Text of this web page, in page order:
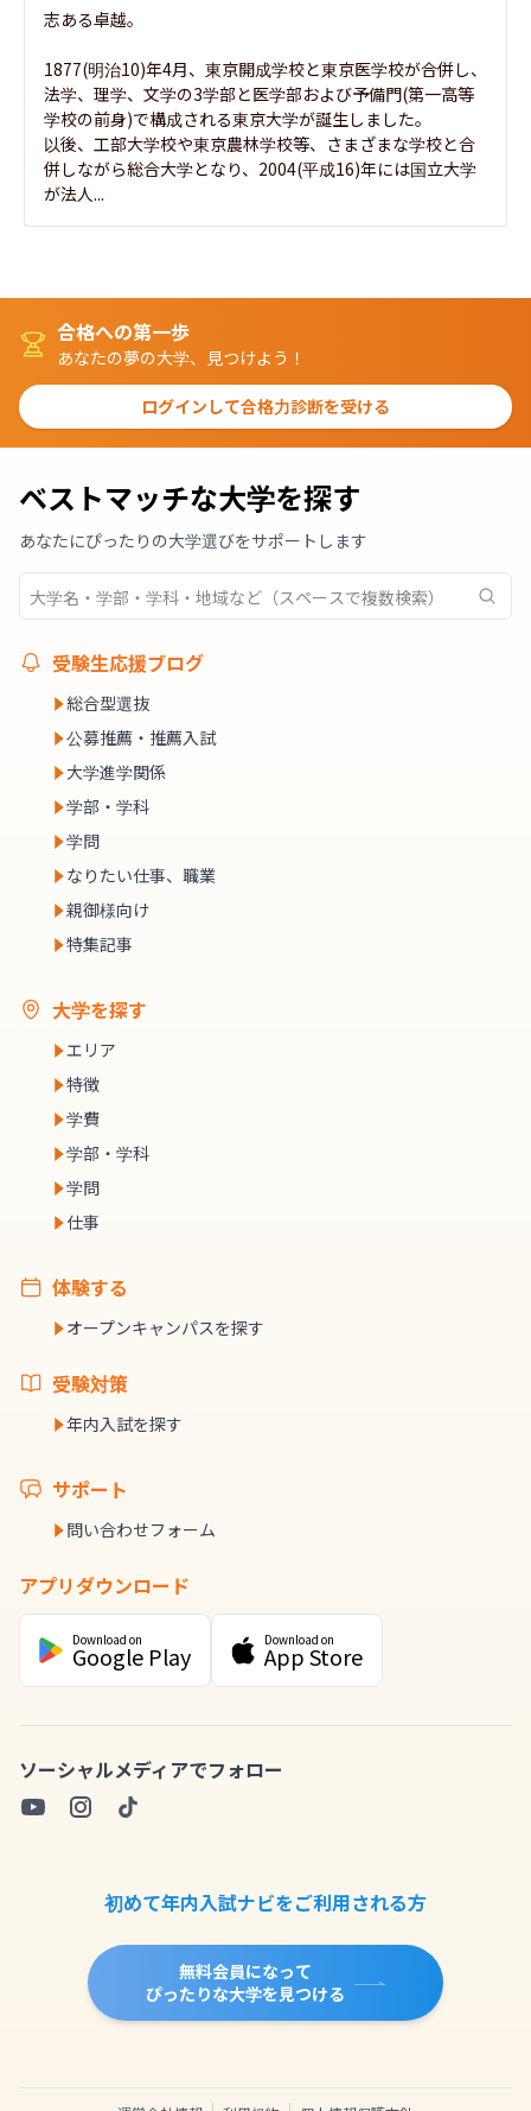
志ある卓越。
1877(明治10)年4月、東京開成学校と東京医学校が合併し、
法学、理学、文学の3学部と医学部および予備門(第一高等
学校の前身)で構成される東京大学が誕生しました。
以後、工部大学校や東京農林学校等、さまざまな学校と合
併しながら総合大学となり、2004(平成16)年には国立大学
が法人...
合格への第一歩
あなたの夢の大学、見つけよう！
ログインして合格力診断を受ける
ベストマッチな大学を探す
あなたにぴったりの大学選びをサポートします
受験生応援ブログ
総合型選抜
公募推薦・推薦入試
大学進学関係
学部・学科
学問
なりたい仕事、職業
親御様向け
特集記事
大学を探す
エリア
特徴
学費
学部・学科
学問
仕事
体験する
オープンキャンパスを探す
受験対策
年内入試を探す
サポート
問い合わせフォーム
アプリダウンロード
Download on
Google Play
Download on
App Store
ソーシャルメディアでフォロー
初めて年内入試ナビをご利用される方
無料会員になって
ぴったりな大学を見つける